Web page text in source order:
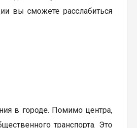
вы сможете расслабиться
в городе. Помимо центра,
транспорта. Это